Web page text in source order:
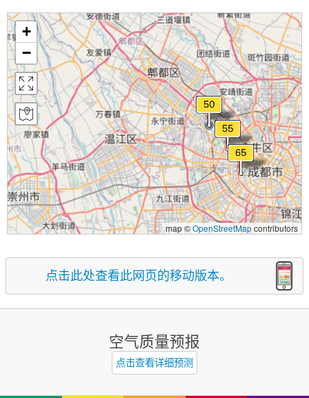
+
−
map ©OpenStreetMapcontributors
点击此处查看此网页的移动版本。
空气质量预报
点击查看详细预测